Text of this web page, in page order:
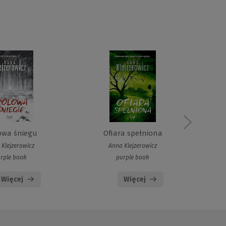
śniegu
Klejzerowicz
book
Więcej
Ofiara spełniona
Anna Klejzerowicz
purple book
Więcej